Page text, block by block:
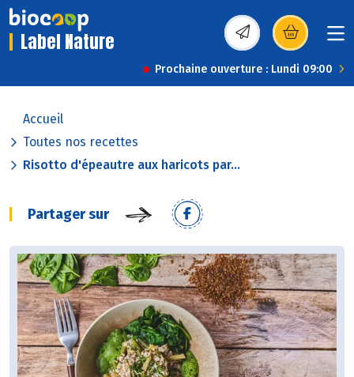
Label Nature (s’ouvre dans une
Prochaine ouverture : Lundi 09:00
Accueil
Toutes nos recettes
Risotto d'épeautre aux haricots par...
Partager sur